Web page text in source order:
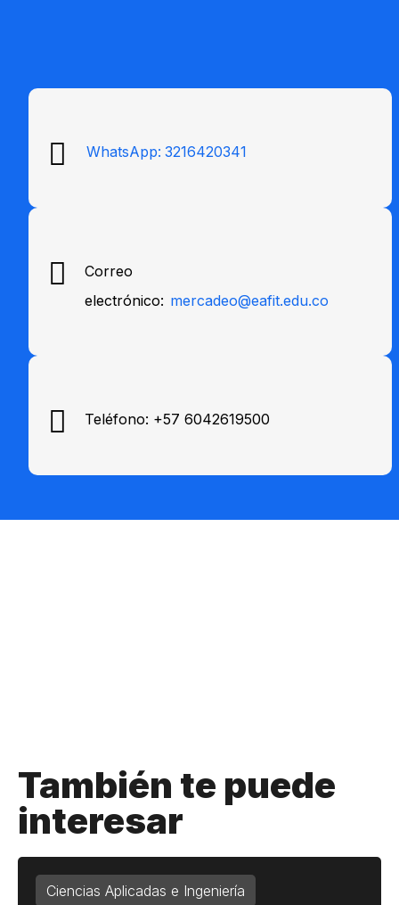
WhatsApp: 3216420341
Correo
electrónico: mercadeo@eafit.edu.co
Teléfono: +57 6042619500
También te puede
interesar
Ciencias Aplicadas e Ingeniería